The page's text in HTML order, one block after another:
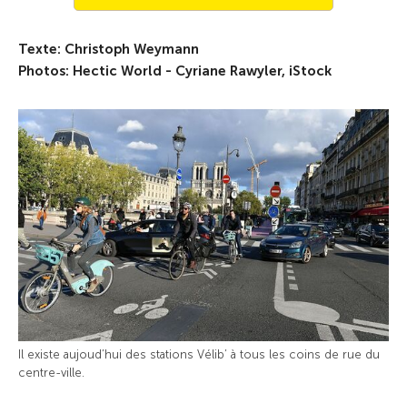
Texte: Christoph Weymann
Photos: Hectic World - Cyriane Rawyler, iStock
Il existe aujoud’hui des stations Vélib’ à tous les coins de rue du
centre-ville.